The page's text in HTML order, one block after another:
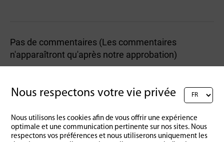
Pas de commentaires (Les commentaires
n'apparaîtront qu'après notre approbation)
Rédigez un commentaire :
Nous respectons votre vie privée
Nous utilisons les cookies afin de vous offrir une expérience
optimale et une communication pertinente sur nos sites. Nous
respectons vos préférences et nous utiliserons uniquement les